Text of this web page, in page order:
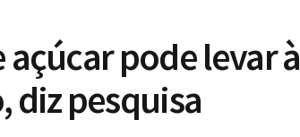
açúcar pode levar à
diz pesquisa